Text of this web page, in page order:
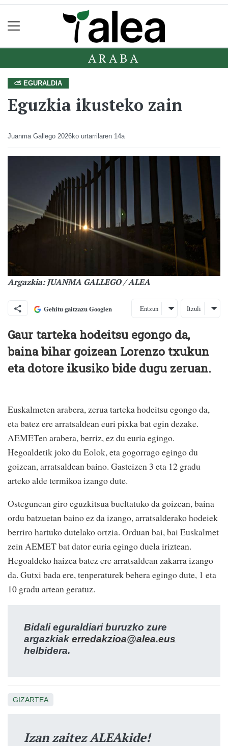
ARABA
⛅ EGURALDIA
Eguzkia ikusteko zain
Juanma Gallego 2026ko urtarrilaren 14a
Argazkia: JUANMA GALLEGO / ALEA
Gehitu gaitzazu Googlen Entzun Itzuli
Gaur tarteka hodeitsu egongo da,
baina bihar goizean Lorenzo txukun
eta dotore ikusiko bide dugu zeruan.
Euskalmeten arabera, zerua tarteka hodeitsu egongo da,
eta batez ere arratsaldean euri pixka bat egin dezake.
AEMETen arabera, berriz, ez du euria egingo.
Hegoaldetik joko du Eolok, eta gogorrago egingo du
goizean, arratsaldean baino. Gasteizen 3 eta 12 gradu
arteko alde termikoa izango dute.
Ostegunean giro eguzkitsua bueltatuko da goizean, baina
ordu batzuetan baino ez da izango, arratsalderako hodeiek
berriro hartuko dutelako ortzia. Orduan bai, bai Euskalmet
zein AEMET bat dator euria egingo duela iriztean.
Hegoaldeko haizea batez ere arratsaldean zakarra izango
da. Gutxi bada ere, tenperaturek behera egingo dute, 1 eta
10 gradu artean geratuz.
Bidali eguraldiari buruzko zure
argazkiak erredakzioa@alea.eus
helbidera.
GIZARTEA
Izan zaitez ALEAkide!